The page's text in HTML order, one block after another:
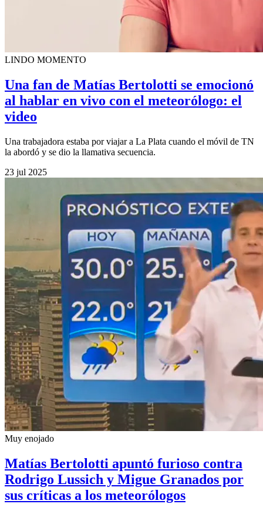
LINDO MOMENTO
Una fan de Matías Bertolotti se emocionó
al hablar en vivo con el meteorólogo: el
video
Una trabajadora estaba por viajar a La Plata cuando el móvil de TN
la abordó y se dio la llamativa secuencia.
23 jul 2025
Muy enojado
Matías Bertolotti apuntó furioso contra
Rodrigo Lussich y Migue Granados por
sus críticas a los meteorólogos